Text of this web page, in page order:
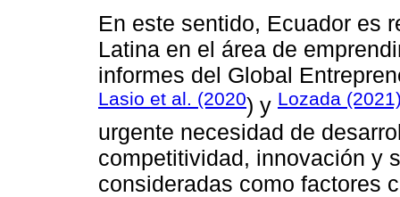
En este sentido, Ecuador es
Latina en el área de
informes del Global
Lasio et al. (2020) y Lozada
urgente necesidad de
competitividad, innovación y
consideradas como factores